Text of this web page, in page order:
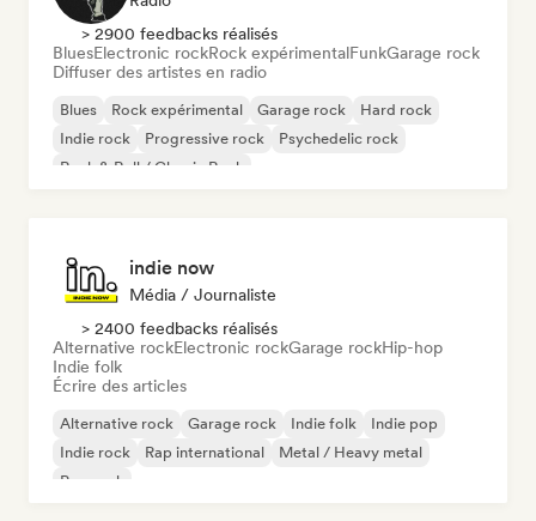
> 2900 feedbacks réalisés
BluesElectronic rockRock expérimentalFunkGarage rock
Diffuser des artistes en radio
Blues Rock expérimental Garage rock
Hard rock
Indie rock
Progressive rock
Psychedelic rock
Rock & Roll / Classic Rock
indie now
Média / Journaliste
> 2400 feedbacks réalisés
Alternative rockElectronic rockGarage rockHip-hop
Indie folk
Écrire des articles
Alternative rock Garage rock Indie folk
Indie pop
Indie rock
Rap international
Metal / Heavy metal
Pop rock